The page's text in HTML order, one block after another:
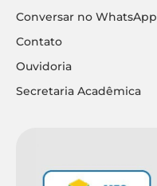
Conversar no WhatsApp
Contato
Ouvidoria
Secretaria Acadêmica